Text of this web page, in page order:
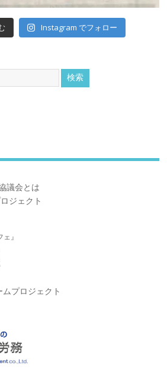
Instagram でフォロー
議会とは
ジェクト
』
プロジェクト